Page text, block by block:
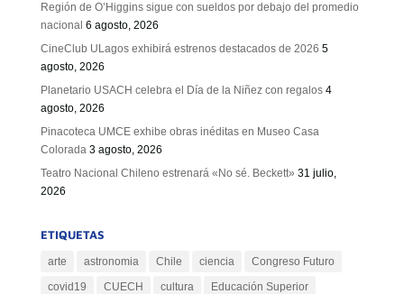
Región de O’Higgins sigue con sueldos por debajo del promedio
nacional 6 agosto, 2026
CineClub ULagos exhibirá estrenos destacados de 2026 5
agosto, 2026
Planetario USACH celebra el Día de la Niñez con regalos 4
agosto, 2026
Pinacoteca UMCE exhibe obras inéditas en Museo Casa
Colorada 3 agosto, 2026
Teatro Nacional Chileno estrenará «No sé. Beckett» 31 julio,
2026
ETIQUETAS
arte astronomia Chile ciencia
Congreso Futuro
covid19
CUECH cultura
Educación Superior